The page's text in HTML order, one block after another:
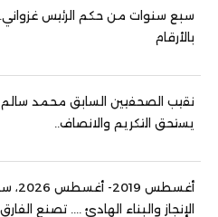
سبع سنوات من حكم الرئيس
بالأرقام
نقيب الصحفيين السابق محمد سالم
يستحق التكريم والانصاف..
أغسطس
الإنجاز والبناء الهادئ .... تصنع الفارق